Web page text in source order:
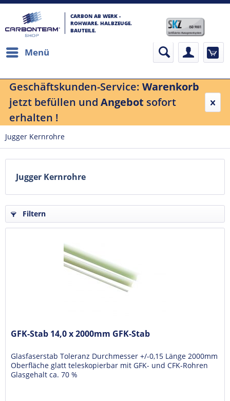
CARBON AB WERK -
ROHWARE. HALBZEUGE.
BAUTEILE.
Menü
Geschäftskunden-Service: Warenkorb
jetzt befüllen und Angebot sofort
erhalten !
Jugger Kernrohre
Jugger Kernrohre
Filtern
GFK-Stab 14,0 x 2000mm GFK-Stab
Glasfaserstab Toleranz Durchmesser +/-0,15 Länge 2000mm
Oberfläche glatt teleskopierbar mit GFK- und CFK-Rohren
Glasgehalt ca. 70 %